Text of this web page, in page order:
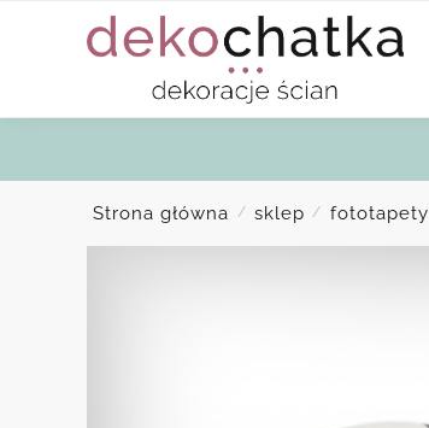
Strona główna / sklep / fototapety